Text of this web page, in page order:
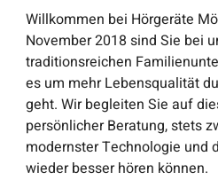
Willkommen bei Hörgeräte
November 2018 sind Sie bei
traditionsreichen
es um mehr Lebensqualität
geht. Wir begleiten Sie auf
persönlicher Beratung, stets
modernster Technologie und
wieder besser hören können.